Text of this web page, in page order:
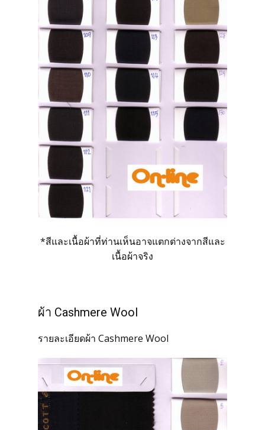
*สีและเนื้อผ้าที่ท่านเห็นอาจแตกต่างจากสีและ
เนื้อผ้าจริง
ผ้า Cashmere Wool
รายละเอียดผ้า Cashmere Wool